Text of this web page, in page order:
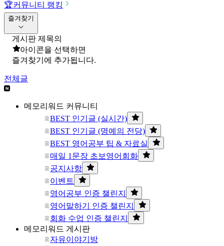
🏆커뮤니티 랭킹
즐겨찾기
게시판 제목의
아이콘을 선택하면
즐겨찾기에 추가됩니다.
전체글
메모리워드 커뮤니티
BEST 인기글 (실시간)
BEST 인기글 (명예의 전당)
BEST 영어공부 팁 & 자료실
매일 1문장 초보영어회화
공지사항
이벤트
영어공부 인증 챌린지
영어말하기 인증 챌린지
회화 수업 인증 챌린지
메모리워드 게시판
자유이야기방